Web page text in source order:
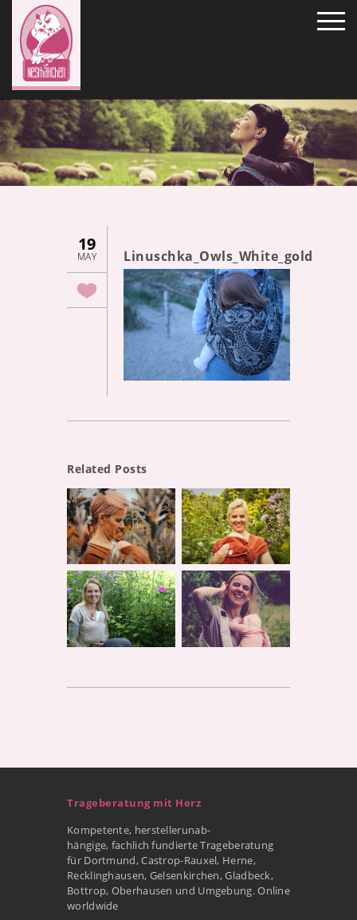
19
MAY Linuschka_Owls_White_gold
Related Posts
Trageberatung mit Herz
Kompetente, herstellerunab-
hängige, fachlich fundierte Trageberatung
für Dortmund, Castrop-Rauxel, Herne,
Recklinghausen, Gelsenkirchen, Gladbeck,
Bottrop, Oberhausen und Umgebung. Online
worldwide